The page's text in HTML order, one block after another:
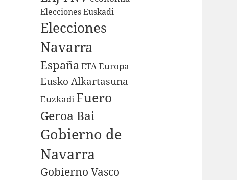
Elecciones Euskadi
Elecciones
Navarra
EspañaETAEuropa
Eusko Alkartasuna
Euzkadi Fuero
Geroa Bai
Gobierno de
Navarra
Gobierno Vasco